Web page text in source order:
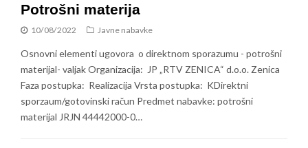
Potrošni materija
10/08/2022 Javne nabavke
Osnovni elementi ugovora o direktnom sporazumu - potrošni
materijal- valjak Organizacija: JP „RTV ZENICA“ d.o.o. Zenica
Faza postupka: Realizacija Vrsta postupka: KDirektni
sporzaum/gotovinski račun Predmet nabavke: potrošni
materijal JRJN 44442000-0…